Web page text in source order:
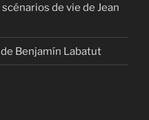
de vie de Jean
Benjamín Labatut